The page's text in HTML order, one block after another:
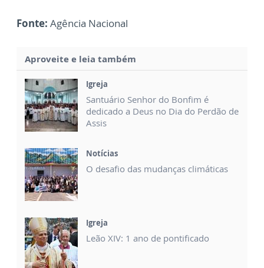
Fonte: Agência Nacional
Aproveite e leia também
Igreja
Santuário Senhor do Bonfim é
dedicado a Deus no Dia do Perdão de
Assis
Notícias
O desafio das mudanças climáticas
Igreja
Leão XIV: 1 ano de pontificado